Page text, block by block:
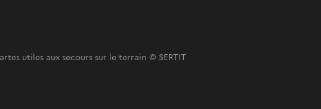
utiles aux secours sur le terrain © SERTIT